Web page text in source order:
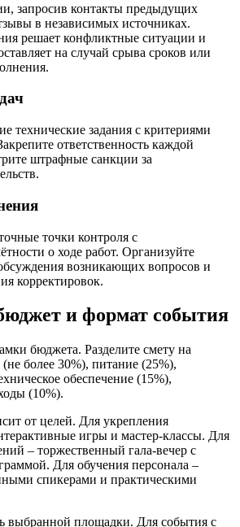
запросив контакты предыдущих
в независимых источниках.
решает конфликтные ситуации и
на случай срыва сроков или
технические задания с критериями
ответственность каждой
штрафные санкции за
точки контроля с
о ходе работ. Организуйте
возникающих вопросов и
корректировок.
и формат события
бюджета. Разделите смету на
более 30%), питание (25%),
обеспечение (15%),
(10%).
от целей. Для укрепления
игры и мастер-классы. Для
– торжественный гала-вечер с
Для обучения персонала –
спикерами и практическими
выбранной площадки. Для события с